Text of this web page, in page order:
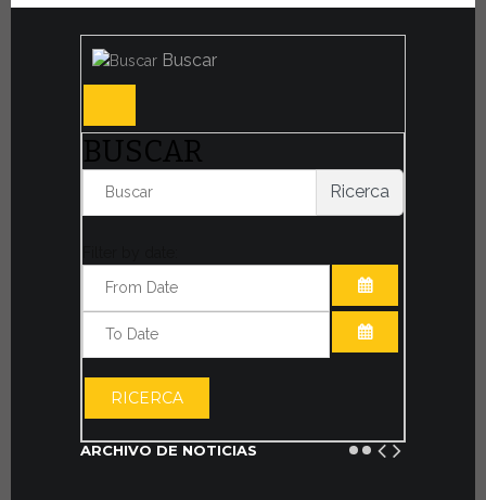
Buscar
BUSCAR
Ricerca
ABRIR EL
RICERCA
ARCHIVO DE NOTICIAS